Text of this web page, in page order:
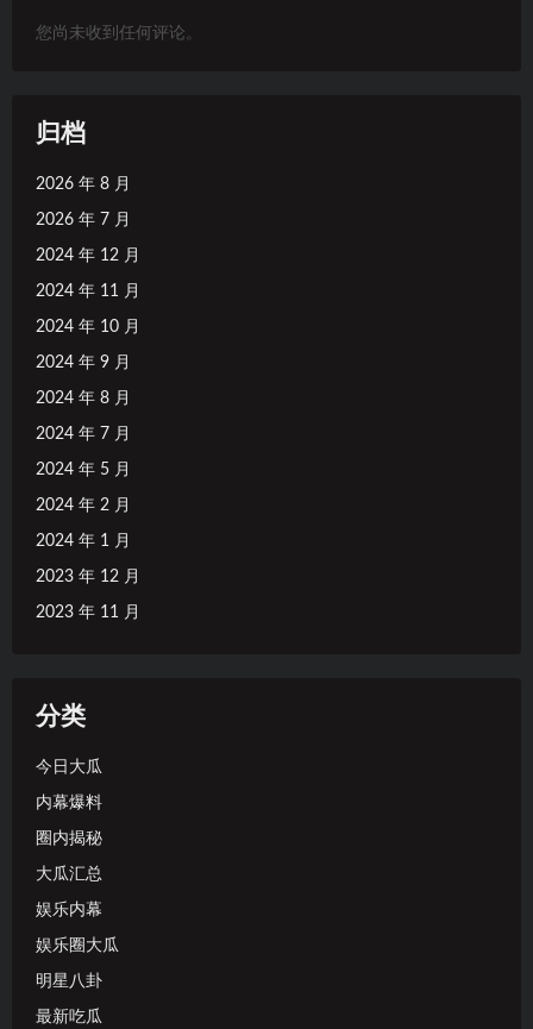
您尚未收到任何评论。
归档
2026 年 8 月
2026 年 7 月
2024 年 12 月
2024 年 11 月
2024 年 10 月
2024 年 9 月
2024 年 8 月
2024 年 7 月
2024 年 5 月
2024 年 2 月
2024 年 1 月
2023 年 12 月
2023 年 11 月
分类
今日大瓜
内幕爆料
圈内揭秘
大瓜汇总
娱乐内幕
娱乐圈大瓜
明星八卦
最新吃瓜